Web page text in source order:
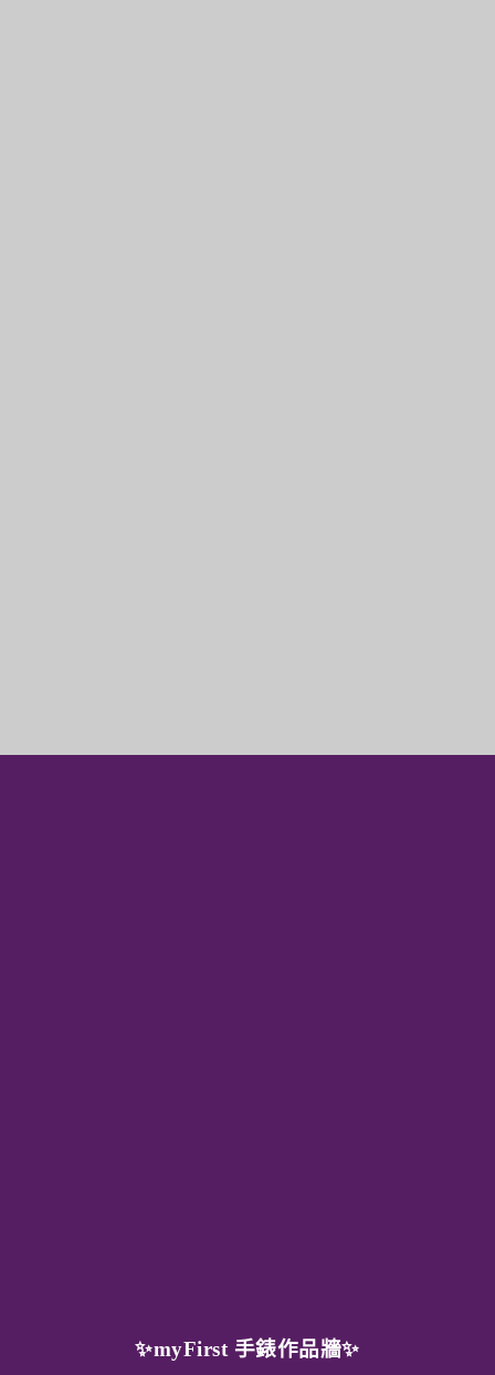
✨myFirst 手錶作品牆✨